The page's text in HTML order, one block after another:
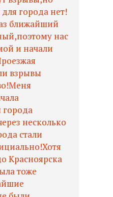
города нет!
ближайший
нас
и начали
взрывы
города
несколько
стали
Красноярска
тоже